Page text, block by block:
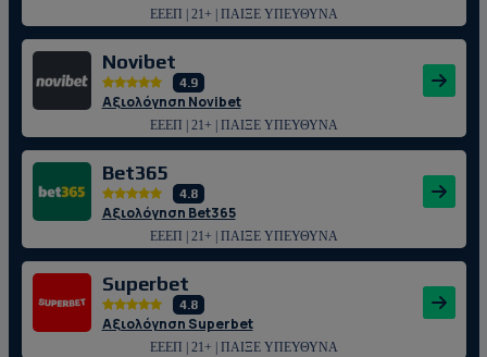
ΕΕΕΠ | 21+ | ΠΑΙΞΕ ΥΠΕΥΘΥΝΑ
Novibet
4.9
Αξιολόγηση Novibet
ΕΕΕΠ | 21+ | ΠΑΙΞΕ ΥΠΕΥΘΥΝΑ
Bet365
4.8
Αξιολόγηση Bet365
ΕΕΕΠ | 21+ | ΠΑΙΞΕ ΥΠΕΥΘΥΝΑ
Superbet
4.8
Αξιολόγηση Superbet
ΕΕΕΠ | 21+ | ΠΑΙΞΕ ΥΠΕΥΘΥΝΑ